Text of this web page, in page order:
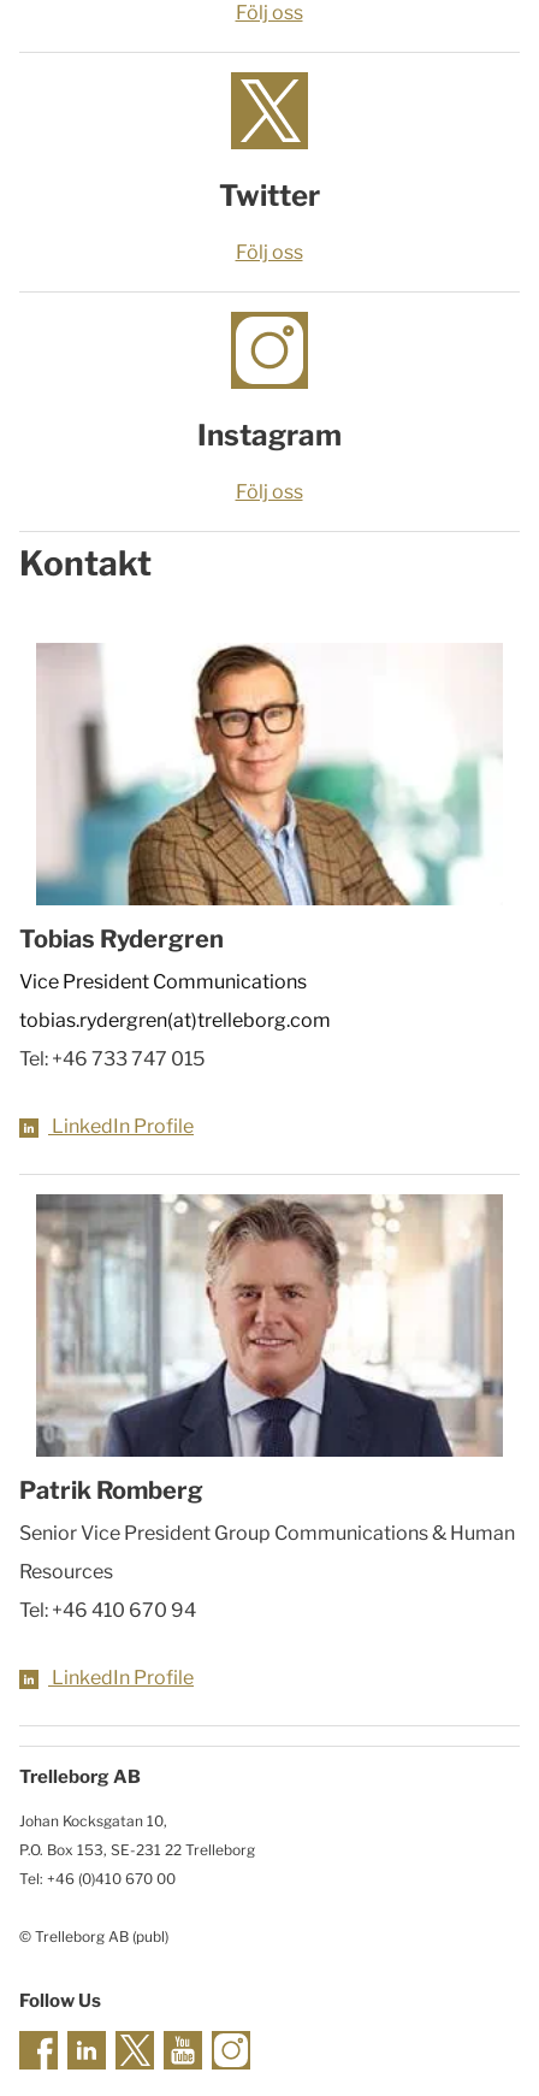
Följ oss
Twitter
Följ oss
Instagram
Följ oss
Kontakt
Tobias Rydergren
Vice President Communications
tobias.rydergren(at)trelleborg.com
Tel: +46 733 747 015
LinkedIn Profile
Patrik Romberg
Senior Vice President Group Communications & Human
Resources
Tel: +46 410 670 94
LinkedIn Profile
Trelleborg AB
Johan Kocksgatan 10,
P.O. Box 153, SE-231 22 Trelleborg
Tel: +46 (0)410 670 00
© Trelleborg AB (publ)
Follow Us